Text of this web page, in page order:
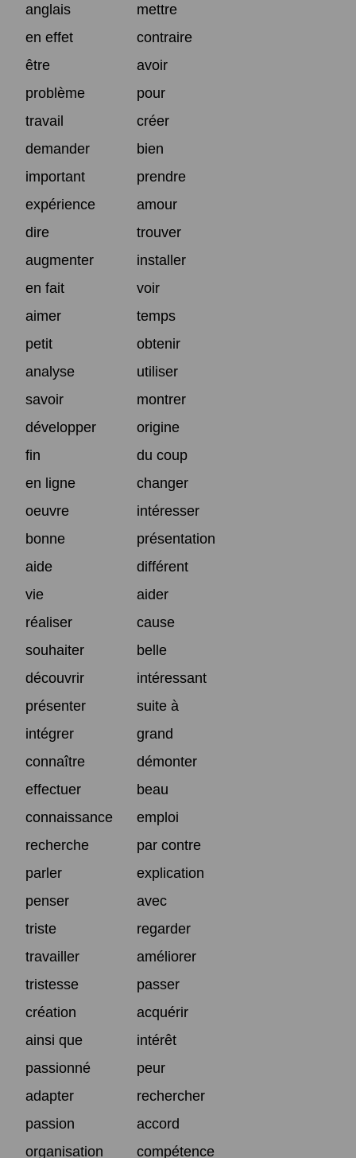
anglais
mettre
en effet
contraire
être
avoir
problème
pour
travail
créer
demander
bien
important
prendre
expérience
amour
dire
trouver
augmenter
installer
en fait
voir
aimer
temps
petit
obtenir
analyse
utiliser
savoir
montrer
développer
origine
fin
du coup
en ligne
changer
oeuvre
intéresser
bonne
présentation
aide
différent
vie
aider
réaliser
cause
souhaiter
belle
découvrir
intéressant
présenter
suite à
intégrer
grand
connaître
démonter
effectuer
beau
connaissance
emploi
recherche
par contre
parler
explication
penser
avec
triste
regarder
travailler
améliorer
tristesse
passer
création
acquérir
ainsi que
intérêt
passionné
peur
adapter
rechercher
passion
accord
organisation
compétence